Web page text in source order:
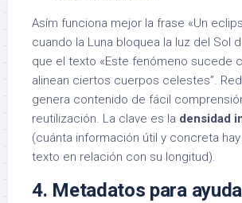
Asím funciona mejor la frase «Un
cuando la Luna bloquea la luz del Sol
que el texto «Este fenómeno sucede
alinean ciertos cuerpos celestes”.
genera contenido de fácil
reutilización. La clave es la densidad
(cuánta información útil y concreta
texto en relación con su longitud).
4. Metadatos para